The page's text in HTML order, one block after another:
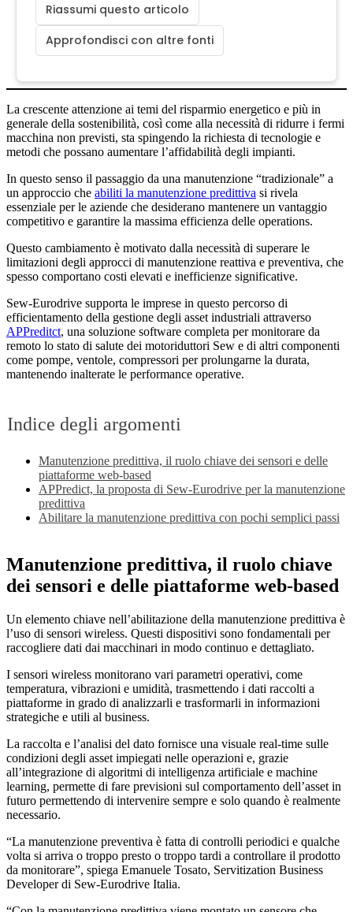
Riassumi questo articolo
Approfondisci con altre fonti
La crescente attenzione ai temi del risparmio energetico e più in
generale della sostenibilità, così come alla necessità di ridurre i fermi
macchina non previsti, sta spingendo la richiesta di tecnologie e
metodi che possano aumentare l’affidabilità degli impianti.
In questo senso il passaggio da una manutenzione “tradizionale” a
un approccio che abiliti la manutenzione predittiva si rivela
essenziale per le aziende che desiderano mantenere un vantaggio
competitivo e garantire la massima efficienza delle operations.
Questo cambiamento è motivato dalla necessità di superare le
limitazioni degli approcci di manutenzione reattiva e preventiva, che
spesso comportano costi elevati e inefficienze significative.
Sew-Eurodrive supporta le imprese in questo percorso di
efficientamento della gestione degli asset industriali attraverso
APPreditct, una soluzione software completa per monitorare da
remoto lo stato di salute dei motoriduttori Sew e di altri componenti
come pompe, ventole, compressori per prolungarne la durata,
mantenendo inalterate le performance operative.
Indice degli argomenti
Manutenzione predittiva, il ruolo chiave dei sensori e delle
piattaforme web-based
APPredict, la proposta di Sew-Eurodrive per la manutenzione
predittiva
Abilitare la manutenzione predittiva con pochi semplici passi
Manutenzione predittiva, il ruolo chiave
dei sensori e delle piattaforme web-based
Un elemento chiave nell’abilitazione della manutenzione predittiva è
l’uso di sensori wireless. Questi dispositivi sono fondamentali per
raccogliere dati dai macchinari in modo continuo e dettagliato.
I sensori wireless monitorano vari parametri operativi, come
temperatura, vibrazioni e umidità, trasmettendo i dati raccolti a
piattaforme in grado di analizzarli e trasformarli in informazioni
strategiche e utili al business.
La raccolta e l’analisi del dato fornisce una visuale real-time sulle
condizioni degli asset impiegati nelle operazioni e, grazie
all’integrazione di algoritmi di intelligenza artificiale e machine
learning, permette di fare previsioni sul comportamento dell’asset in
futuro permettendo di intervenire sempre e solo quando è realmente
necessario.
“La manutenzione preventiva è fatta di controlli periodici e qualche
volta si arriva o troppo presto o troppo tardi a controllare il prodotto
da monitorare”, spiega Emanuele Tosato, Servitization Business
Developer di Sew-Eurodrive Italia.